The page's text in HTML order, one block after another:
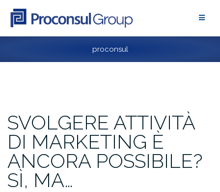
content
proconsul
SVOLGERE ATTIVITÀ
DI MARKETING È
ANCORA POSSIBILE?
SÌ, MA…